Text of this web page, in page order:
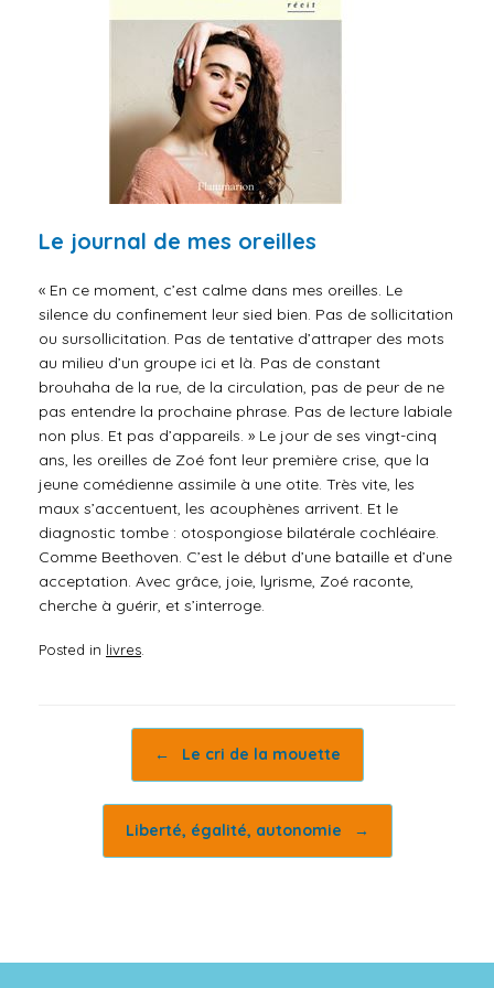
Le journal de mes oreilles
« En ce moment, c’est calme dans mes oreilles. Le
silence du confinement leur sied bien. Pas de sollicitation
ou sursollicitation. Pas de tentative d’attraper des mots
au milieu d’un groupe ici et là. Pas de constant
brouhaha de la rue, de la circulation, pas de peur de ne
pas entendre la prochaine phrase. Pas de lecture labiale
non plus. Et pas d’appareils. » Le jour de ses vingt-cinq
ans, les oreilles de Zoé font leur première crise, que la
jeune comédienne assimile à une otite. Très vite, les
maux s’accentuent, les acouphènes arrivent. Et le
diagnostic tombe : otospongiose bilatérale cochléaire.
Comme Beethoven. C’est le début d’une bataille et d’une
acceptation. Avec grâce, joie, lyrisme, Zoé raconte,
cherche à guérir, et s’interroge.
Posted in livres
← Le cri de la mouette
Liberté, égalité, autonomie →